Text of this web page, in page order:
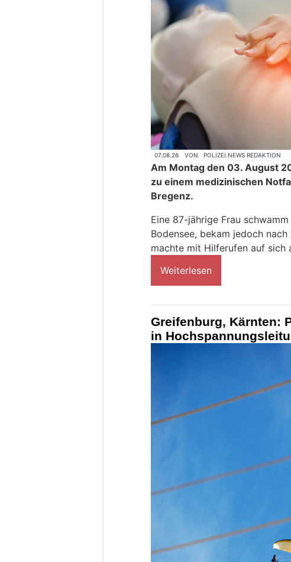
07.08.26 VON POLIZEI.NEWS REDAKTION
Am Montag den 03. August
zu einem medizinischen
Bregenz.
Eine 87-jährige Frau
Bodensee, bekam jedoch
machte mit Hilferufen auf sich
Weiterlesen
Greifenburg, Kärnten:
in